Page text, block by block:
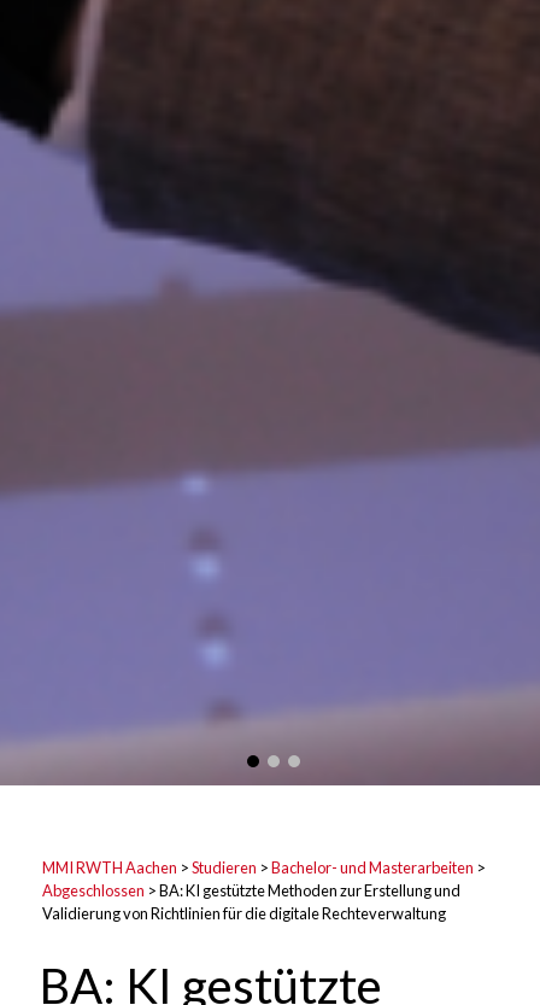
MMI RWTH Aachen >Studieren >Bachelor- und Masterarbeiten >
Abgeschlossen >BA: KI gestützte Methoden zur Erstellung und
Validierung von Richtlinien für die digitale Rechteverwaltung
BA: KI gestützte